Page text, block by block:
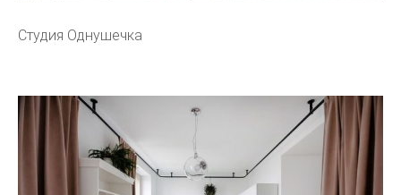
Студия Однушечка